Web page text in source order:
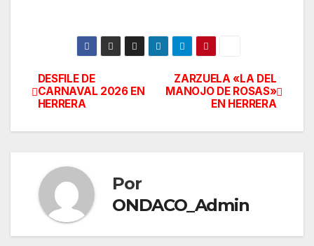
Navegación
de
ZARZUELA «LA DEL
MANOJO DE ROSAS»
EN HERRERA
DESFILE DE
CARNAVAL 2026 EN
HERRERA
Por
ONDACO_Admin